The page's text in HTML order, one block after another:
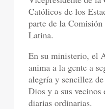
Católicos de los
parte de la
Latina.
En su ministerio, el
anima a la gente a
alegría y sencillez
Dios y a sus vecinos
diarias ordinarias.